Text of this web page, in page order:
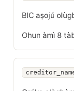
BIC aṣojú
Ohun àmì 8